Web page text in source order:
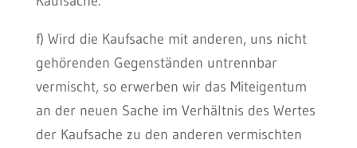
f) Wird die Kaufsache mit anderen, uns nicht
gehörenden Gegenständen untrennbar
vermischt, so erwerben wir das Miteigentum
an der neuen Sache im Verhältnis des Wertes
der Kaufsache zu den anderen vermischten